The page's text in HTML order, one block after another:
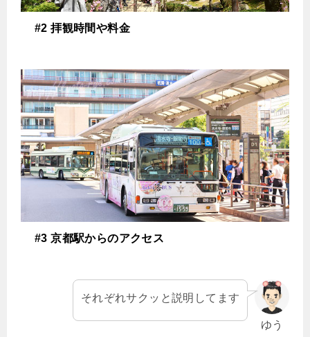
#2 拝観時間や料金
#3 京都駅からのアクセス
ゆう
それぞれサクッと説明してます